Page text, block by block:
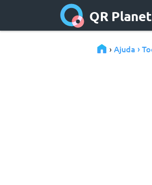
QR Planet
› Ajuda ›